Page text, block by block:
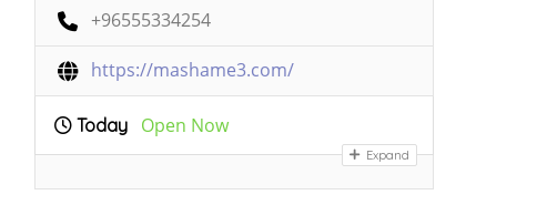
+96555334254
https://mashame3.com/
Today Open Now
Expand